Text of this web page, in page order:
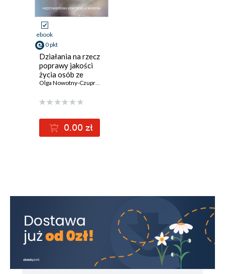
ebook
0 pkt
Działania na rzecz
poprawy jakości
życia osób ze
specjalnymi
Olga Nowotny-Czupryna
0.00 zł